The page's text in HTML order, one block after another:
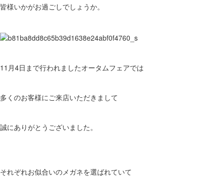
皆様いかがお過ごしでしょうか。
11月4日まで行われましたオータムフェアでは
多くのお客様にご来店いただきまして
誠にありがとうございました。
それぞれお似合いのメガネを選ばれていて